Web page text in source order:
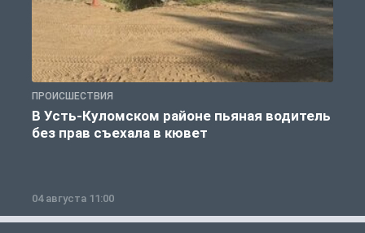
ПРОИСШЕСТВИЯ
В Усть-Куломском районе пьяная водитель
без прав съехала в кювет
04 августа 11:00